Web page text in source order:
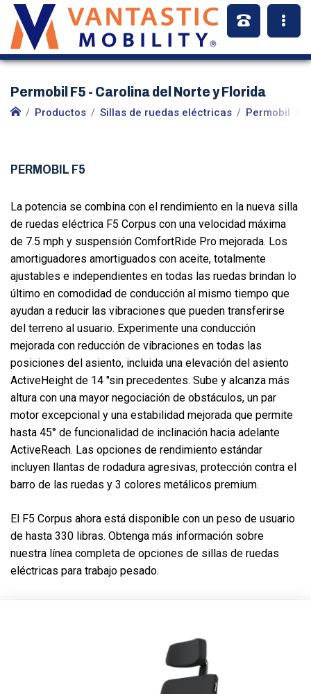
Permobil F5 - Carolina del Norte y Florida
Productos Sillas de ruedas eléctricas Permobil
PERMOBIL F5
La potencia se combina con el rendimiento en la nueva silla
de ruedas eléctrica F5 Corpus con una velocidad máxima
de 7.5 mph y suspensión ComfortRide Pro mejorada. Los
amortiguadores amortiguados con aceite, totalmente
ajustables e independientes en todas las ruedas brindan lo
último en comodidad de conducción al mismo tiempo que
ayudan a reducir las vibraciones que pueden transferirse
del terreno al usuario. Experimente una conducción
mejorada con reducción de vibraciones en todas las
posiciones del asiento, incluida una elevación del asiento
ActiveHeight de 14 "sin precedentes. Sube y alcanza más
altura con una mayor negociación de obstáculos, un par
motor excepcional y una estabilidad mejorada que permite
hasta 45° de funcionalidad de inclinación hacia adelante
ActiveReach. Las opciones de rendimiento estándar
incluyen llantas de rodadura agresivas, protección contra el
barro de las ruedas y 3 colores metálicos premium.
El F5 Corpus ahora está disponible con un peso de usuario
de hasta 330 libras. Obtenga más información sobre
nuestra línea completa de opciones de sillas de ruedas
eléctricas para trabajo pesado.